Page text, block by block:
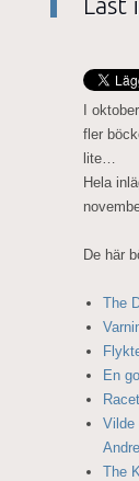
I
fler
lite…
Hela
De här
The
En
Vilde
The